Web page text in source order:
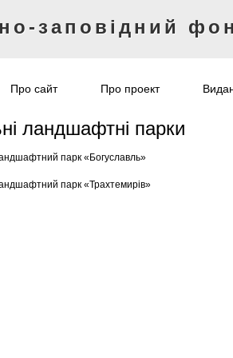
заповідний
Про сайт Про проект
ландшафтні парки
парк «Богуславль»
парк «Трахтемирів»